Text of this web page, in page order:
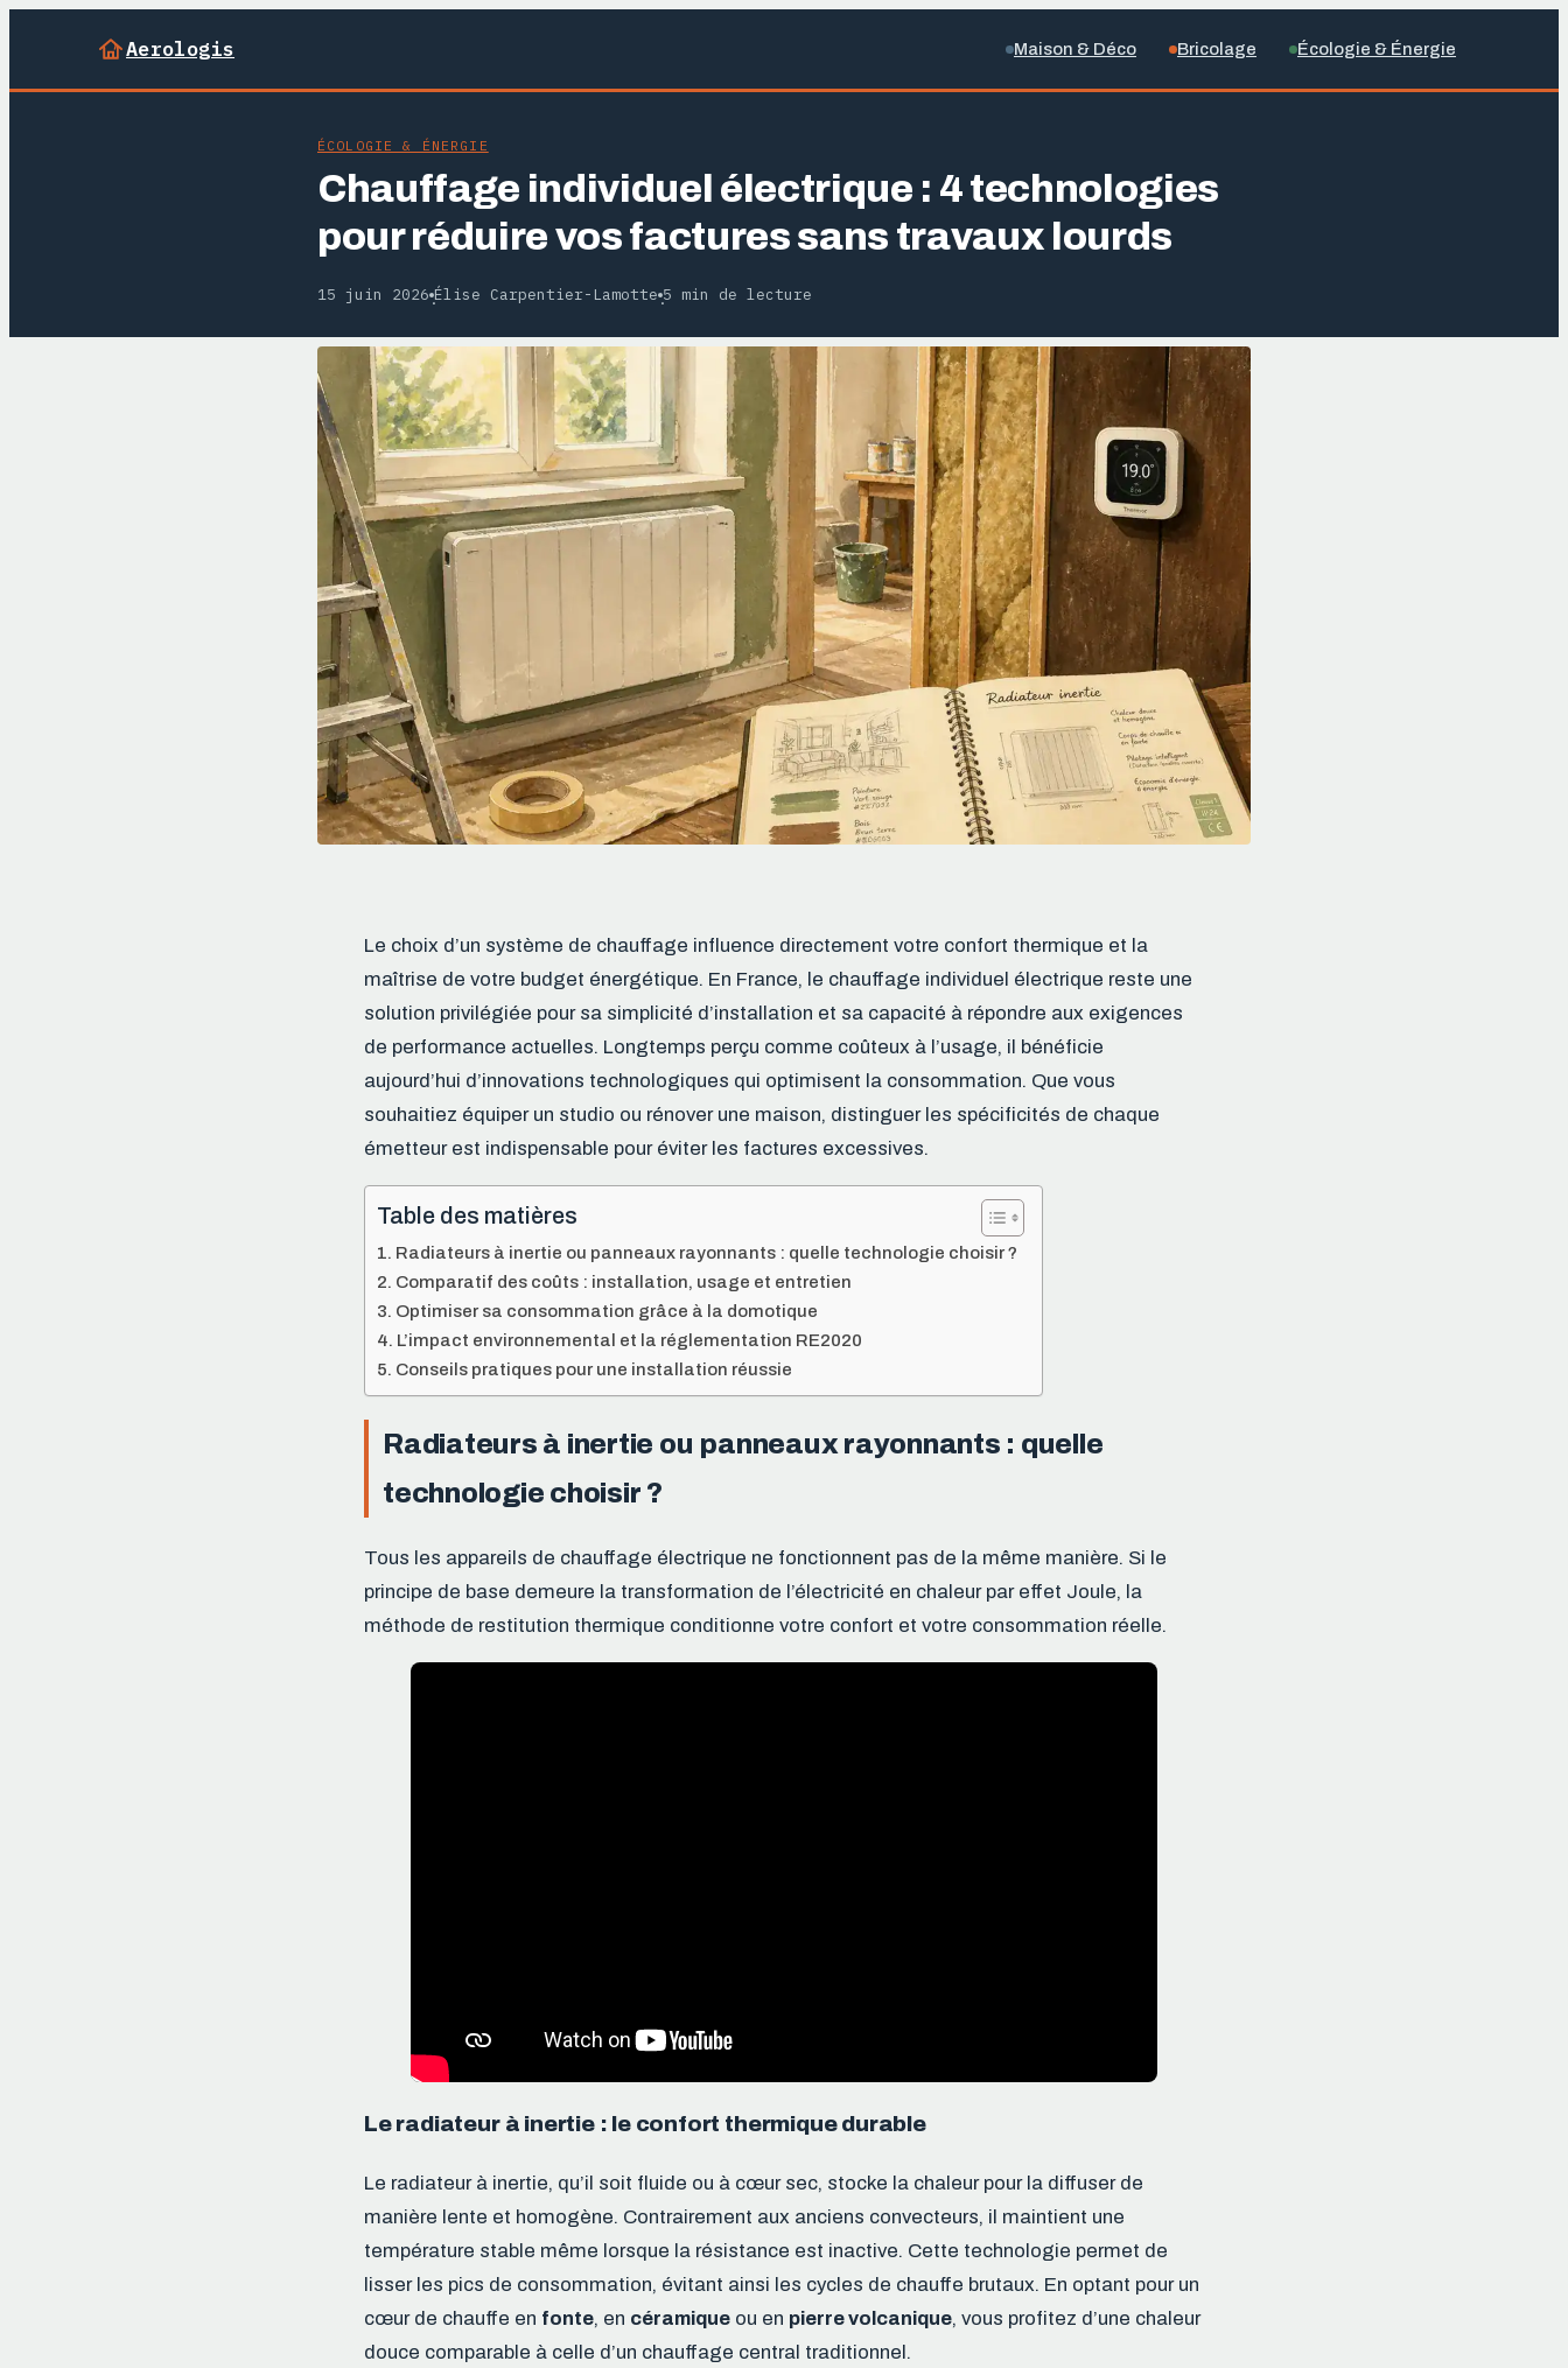
Aerologis Maison & Déco Bricolage Écologie & Énergie
ÉCOLOGIE & ÉNERGIE
Chauffage individuel électrique : 4 technologies
pour réduire vos factures sans travaux lourds
15 juin 2026·Élise Carpentier-Lamotte·5 min de lecture
Le choix d’un système de chauffage influence directement votre confort thermique et la
maîtrise de votre budget énergétique. En France, le chauffage individuel électrique reste une
solution privilégiée pour sa simplicité d’installation et sa capacité à répondre aux exigences
de performance actuelles. Longtemps perçu comme coûteux à l’usage, il bénéficie
aujourd’hui d’innovations technologiques qui optimisent la consommation. Que vous
souhaitiez équiper un studio ou rénover une maison, distinguer les spécificités de chaque
émetteur est indispensable pour éviter les factures excessives.
Table des matières
Radiateurs à inertie ou panneaux rayonnants : quelle technologie choisir ?
Comparatif des coûts : installation, usage et entretien
Optimiser sa consommation grâce à la domotique
L’impact environnemental et la réglementation RE2020
Conseils pratiques pour une installation réussie
Radiateurs à inertie ou panneaux rayonnants : quelle
technologie choisir ?
Tous les appareils de chauffage électrique ne fonctionnent pas de la même manière. Si le
principe de base demeure la transformation de l’électricité en chaleur par effet Joule, la
méthode de restitution thermique conditionne votre confort et votre consommation réelle.
Le radiateur à inertie : le confort thermique durable
Le radiateur à inertie, qu’il soit fluide ou à cœur sec, stocke la chaleur pour la diffuser de
manière lente et homogène. Contrairement aux anciens convecteurs, il maintient une
température stable même lorsque la résistance est inactive. Cette technologie permet de
lisser les pics de consommation, évitant ainsi les cycles de chauffe brutaux. En optant pour un
cœur de chauffe en fonte, en céramique ou en pierre volcanique, vous profitez d’une chaleur
douce comparable à celle d’un chauffage central traditionnel.